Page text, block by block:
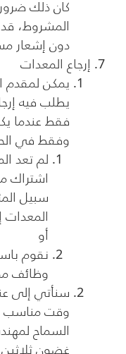
كان ذلك
المشروط،
دون إشعار
إرجاع المعدات
يمكن
يطلب فيه
فقط عندما
وفقط في
لم تعد
اشتراك
سبيل
المعدات
أو
نقوم
وظائف
سنأتي إلى
وقت مناسب
السماح